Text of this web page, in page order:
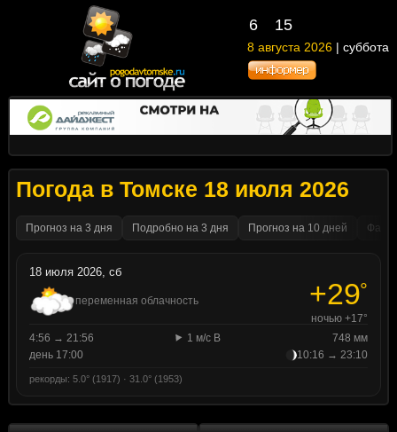
6 15
8 августа 2026 | суббота
Погода в Томске 18 июля 2026
Прогноз на 3 дня Подробно на 3 дня Прогноз на 10 дней
18 июля 2026, сб
переменная облачность +29°
ночью +17°
4:56 → 21:56
1 м/с В
748 мм
день 17:00
10:16 → 23:10
рекорды: 5.0° (1917) · 31.0° (1953)